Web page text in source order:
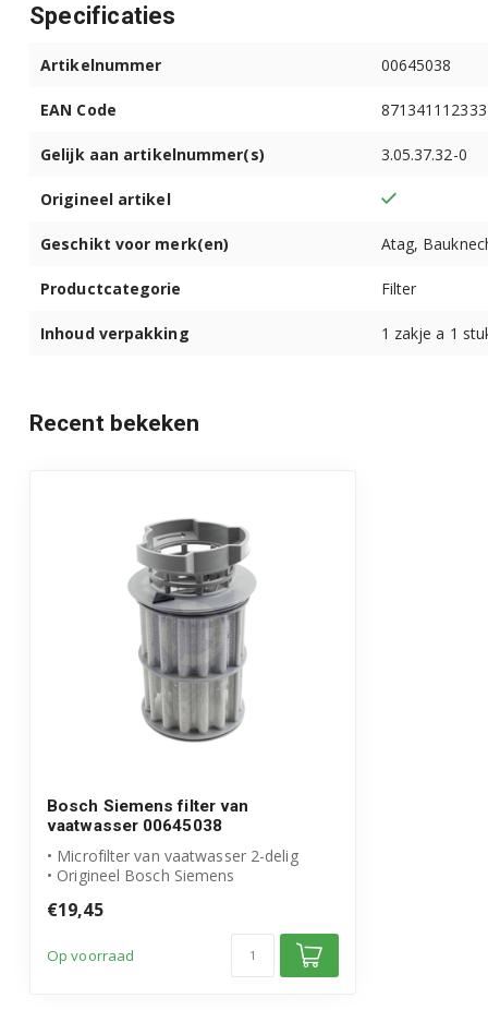
SBE88TD02E
SBI43M35EU
SBI47M35EU
SBI53M35EU
SBI58M15EU
SBI58M35EU
SBI58M65EU
SBI63M02CH
SBI63M05EU
SBI63M06CH
SBI63N02CH
SBI63N05EU
Specificaties
Artikelnummer 00645038
EAN Code
Gelijk aan artikelnummer(s) 3.05.37.32-0
Origineel artikel
Geschikt voor merk(en) Atag,
Productcategorie Filter
Inhoud verpakking 1 zakje a 1
Recent bekeken
Bosch Siemens filter van
vaatwasser 00645038
• Microfilter van vaatwasser 2-delig
• Origineel Bosch Siemens
€19,45
Op voorraad